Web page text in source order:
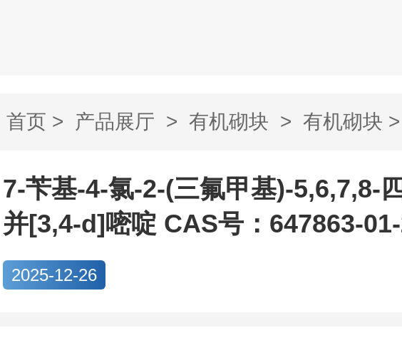
首页 > 产品展厅 > 有机砌块 > 有机砌块
氯-2-(三氟甲基)-5,6...
7-苄基-4-氯-2-(三氟甲基)-5,6,7,8-
并[3,4-d]嘧啶 CAS号：647863-
2025-12-26